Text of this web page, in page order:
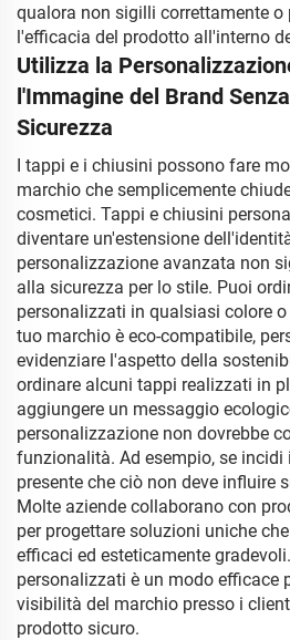
qualora non sigilli correttamente o
l'efficacia del prodotto all'interno
Utilizza la
l'Immagine del Brand
Sicurezza
I tappi e i chiusini possono fare
marchio che semplicemente
cosmetici. Tappi e chiusini
diventare un'estensione
personalizzazione avanzata non
alla sicurezza per lo stile. Puoi
personalizzati in qualsiasi colore
tuo marchio è eco-compatibile,
evidenziare l'aspetto della
ordinare alcuni tappi realizzati in
aggiungere un messaggio
personalizzazione non dovrebbe
funzionalità. Ad esempio, se
presente che ciò non deve influire
Molte aziende collaborano con
per progettare soluzioni uniche
efficaci ed esteticamente
personalizzati è un modo efficace
visibilità del marchio presso i
prodotto sicuro.